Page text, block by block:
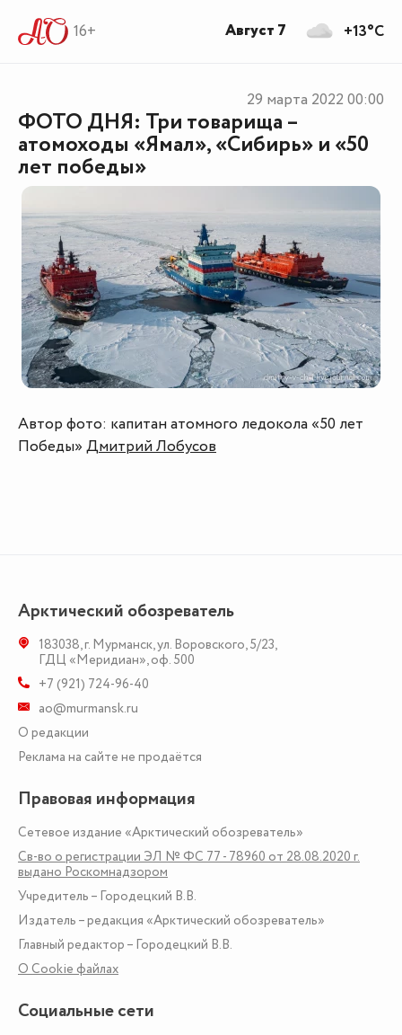
16+
ФОТО ДНЯ: Три товарища –
атомоходы «Ямал», «Сибирь» и «50
лет победы»
29 марта 2022 00:00
Автор фото: капитан атомного ледокола «50 лет
Победы» Дмитрий Лобусов
Арктический обозреватель
183038,г. Мурманск,ул. Воровского, 5/23,
ГДЦ «Меридиан», оф. 500
+7 (921) 724-96-40
ao@murmansk.ru
О редакции
Реклама на сайте не продаётся
Правовая информация
Сетевое издание «Арктический обозреватель»
Св-во о регистрации ЭЛ № ФС 77 - 78960 от 28.08.2020 г.
выдано Роскомнадзором
Учредитель – Городецкий В.В.
Издатель – редакция «Арктический обозреватель»
Главный редактор – Городецкий В.В.
О Сookie файлах
Социальные сети
+13°C
Август 7